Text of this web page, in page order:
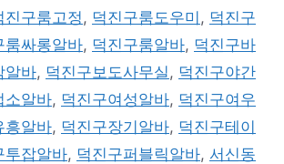
진구룸고정, 덕진구룸도우미 , 덕진구
룸싸롱알바, 덕진구룸알바, 덕진구바
알바, 덕진구보도사무실, 덕진구야간
소알바, 덕진구여성알바, 덕진구여우
흥알바, 덕진구장기알바, 덕진구테이
투잡알바, 덕진구퍼블릭알바, 서신동